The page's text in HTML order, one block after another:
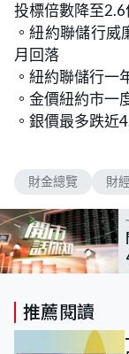
投標倍數降至2.6
。紐約聯儲行
月回落
。紐約聯儲行一
。金價紐約市一
。銀價最多跌近
財金總覽 財
推薦閱讀